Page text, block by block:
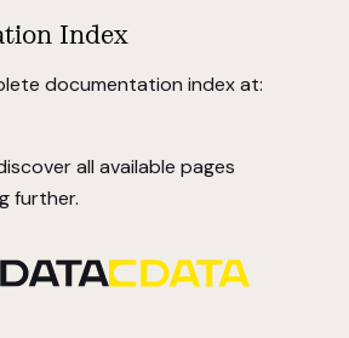
Index
documentation index at:
all available pages
further.